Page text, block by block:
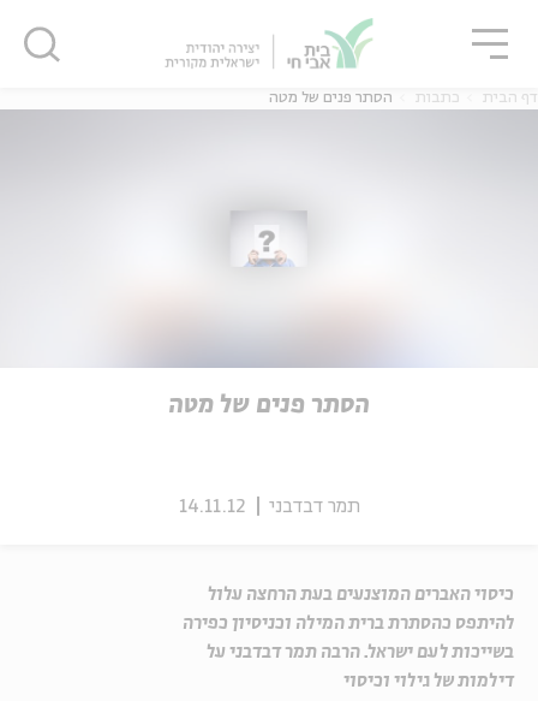
אנגלית
דף הבית כתבות הסתר פנים של מטה
הסתר פנים של מטה
תמר דבדבני 14.11.12
כיסוי האברים המוצנעים בעת הרחצה עלול
להיתפס כהסתרת ברית המילה וכניסיון כפירה
בשייכות לעם ישראל. הרבה תמר דבדבני על
דילמות של גילוי וכיסוי
סגור